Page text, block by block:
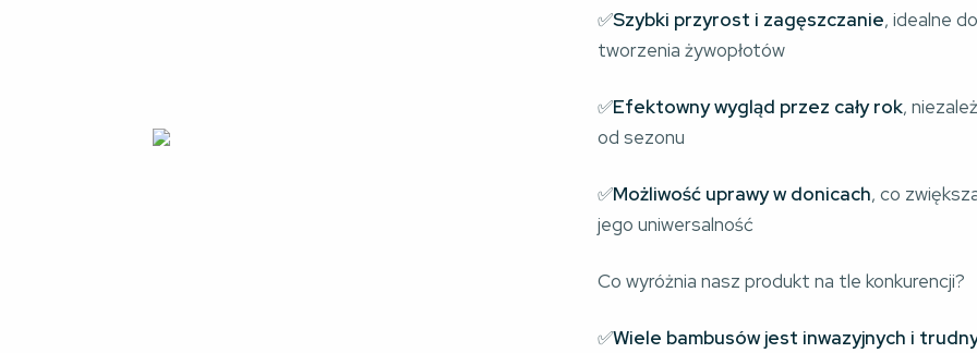
✅Szybki przyrost i zagęszczanie, idealne
tworzenia żywopłotów
✅Efektowny wygląd przez cały rok,
od sezonu
✅Możliwość uprawy w donicach, co
jego uniwersalność
Co wyróżnia nasz produkt na tle konkurencji?
✅Wiele bambusów jest inwazyjnych i